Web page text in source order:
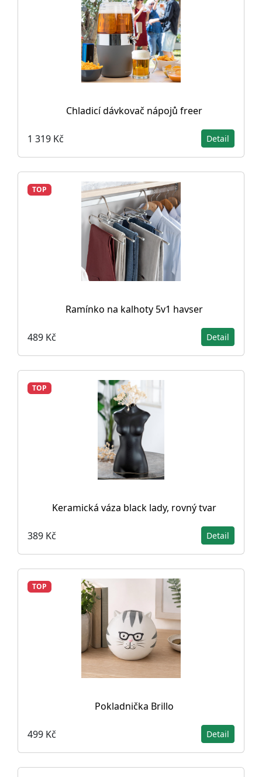
Chladicí dávkovač nápojů freer
1 319 Kč Detail
TOP
Ramínko na kalhoty 5v1 havser
489 Kč Detail
TOP
Keramická váza black lady, rovný tvar
389 Kč Detail
TOP
Pokladnička Brillo
499 Kč Detail